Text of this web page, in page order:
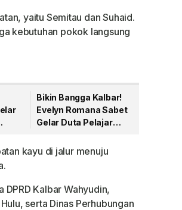
yaitu Semitau dan Suhaid.
kebutuhan pokok langsung
Bikin Bangga Kalbar!
Evelyn Romana Sabet
Gelar Duta Pelajar
2026 Kategori SMP
kayu di jalur menuju
Kalbar Wahyudin,
serta Dinas Perhubungan